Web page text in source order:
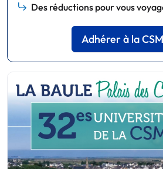
Des réductions pour vous
Adhérer à la